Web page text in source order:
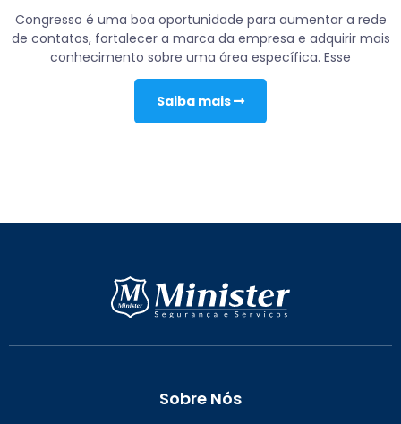
Congresso é uma boa oportunidade para aumentar a rede
de contatos, fortalecer a marca da empresa e adquirir mais
conhecimento sobre uma área específica. Esse
Saiba mais
Sobre Nós